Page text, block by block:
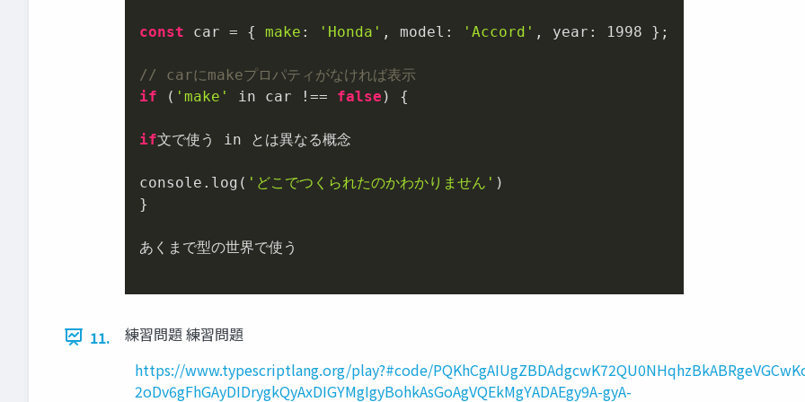
const car = { make : 'Honda' , model: 'Accord' , year: 1998 };
// carにmakeプロパティがなければ表示
if ( 'make' in car !== false ) {
if文で使う in とは異なる概念
console.log( 'どこでつくられたのかわかりません' )
}
あくまで型の世界で使う
11.
練習問題 練習問題
https://www.typescriptlang.org/play?#code/
2oDv6gFhGAyDIDrygkQyAxDIGYMgIgyBohkAsGoAgVQEkMgYADAEgy9A-gyA-